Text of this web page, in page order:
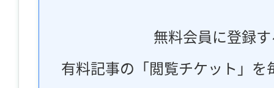
無料会員に登録
有料記事の「閲覧チケット」